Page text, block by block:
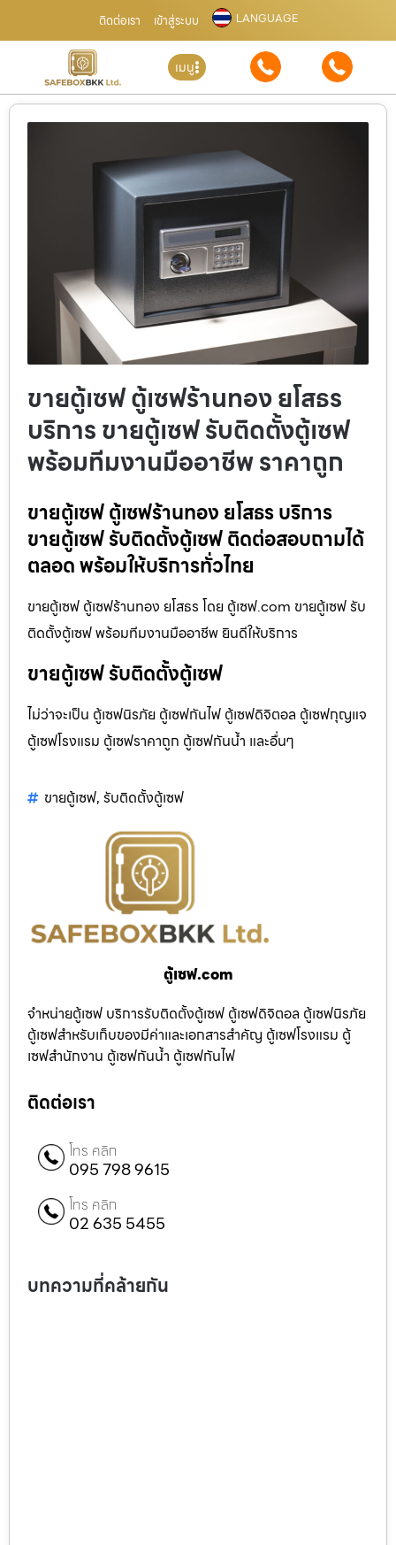
ติดต่อเรา เข้าสู่ระบบ LANGUAGE
เมนู
ขายตู้เซฟ ตู้เซฟร้านทอง ยโสธร
บริการ ขายตู้เซฟ รับติดตั้งตู้เซฟ
พร้อมทีมงานมืออาชีพ ราคาถูก
ขายตู้เซฟ ตู้เซฟร้านทอง ยโสธร บริการ
ขายตู้เซฟ รับติดตั้งตู้เซฟ ติดต่อสอบถามได้
ตลอด พร้อมให้บริการทั่วไทย
ขายตู้เซฟ ตู้เซฟร้านทอง ยโสธร โดย ตู้เซฟ.com ขายตู้เซฟ รับ
ติดตั้งตู้เซฟ พร้อมทีมงานมืออาชีพ ยินดีให้บริการ
ขายตู้เซฟ รับติดตั้งตู้เซฟ
ไม่ว่าจะเป็น ตู้เซฟนิรภัย ตู้เซฟกันไฟ ตู้เซฟดิจิตอล ตู้เซฟกุญแจ
ตู้เซฟโรงแรม ตู้เซฟราคาถูก ตู้เซฟกันน้ำ และอื่นๆ
ขายตู้เซฟ, รับติดตั้งตู้เซฟ
ตู้เซฟ.com
จำหน่ายตู้เซฟ บริการรับติดตั้งตู้เซฟ ตู้เซฟดิจิตอล ตู้เซฟนิรภัย
ตู้เซฟสำหรับเก็บของมีค่าและเอกสารสำคัญ ตู้เซฟโรงแรม ตู้
เซฟสำนักงาน ตู้เซฟกันน้ำ ตู้เซฟกันไฟ
ติดต่อเรา
โทร คลิก
095 798 9615
โทร คลิก
02 635 5455
บทความที่คล้ายกัน